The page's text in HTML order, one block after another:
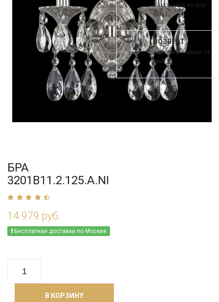
БРА
3201B11.2.125.A.NI
14 979 руб.
Бесплатная доставка по Москве
В КОРЗИНУ
Самовывоз из шоу-
рума
ВОЗВРАТ
и обмен в течении 14
дней